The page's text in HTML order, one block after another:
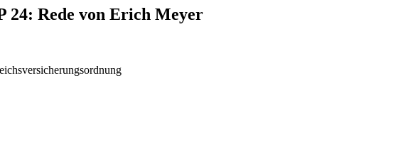
24: Rede von Erich Meyer